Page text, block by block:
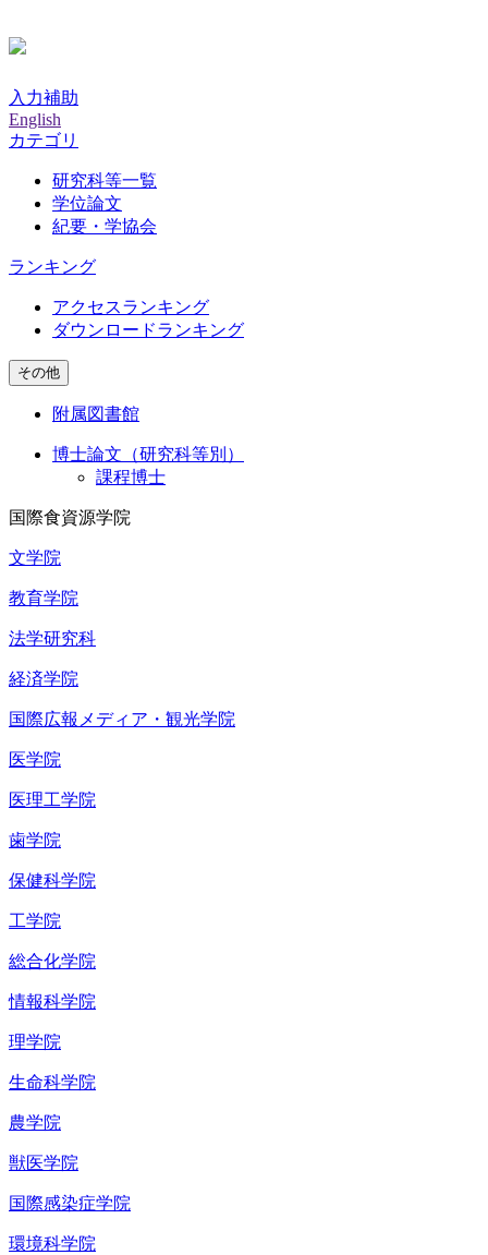
入力補助
English
カテゴリ
研究科等一覧
学位論文
紀要・学協会
ランキング
アクセスランキング
ダウンロードランキング
その他
附属図書館
博士論文（研究科等別）
課程博士
国際食資源学院
文学院
教育学院
法学研究科
経済学院
国際広報メディア・観光学院
医学院
医理工学院
歯学院
保健科学院
工学院
総合化学院
情報科学院
理学院
生命科学院
農学院
獣医学院
国際感染症学院
環境科学院